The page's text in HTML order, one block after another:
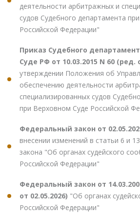
деятельности арбитражных и
судов Судебного департамента
Российской Федерации"
Приказ Судебного
Суде РФ от 10.03.2015 N 60 (ред.
утверждении Положения об
обеспечению деятельности
специализированных судов
при Верховном Суде Российской
Федеральный закон от
внесении изменений в статьи 6 и
закона "Об органах судейского
Российской Федерации"
Федеральный закон от
от 02.05.2026) "Об органах
Российской Федерации"